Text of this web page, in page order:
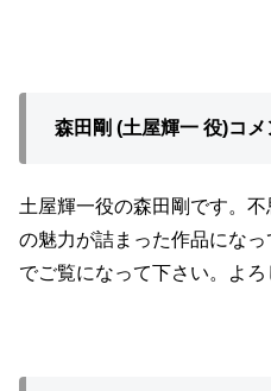
森田剛 (土屋輝一 役)コメ
土屋輝一役の森田剛です。
の魅力が詰まった作品にな
でご覧になって下さい。よろ